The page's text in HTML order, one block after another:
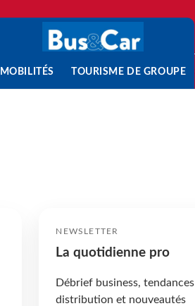
MOBILITÉS TOURISME DE GROUPE
NEWSLETTER
La quotidienne pro
Débrief business, tendances
distribution et nouveautés